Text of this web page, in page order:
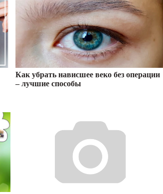
Как убрать нависшее веко без операции
– лучшие способы